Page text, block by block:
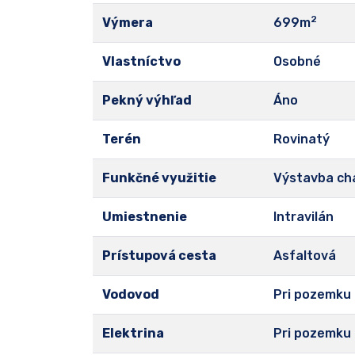
Výmera 699m2
Vlastníctvo Osobné
Pekný výhľad Áno
Terén Rovinatý
Funkčné využitie Výstavba
Umiestnenie Intravilán
Prístupová cesta Asfaltová
Vodovod Pri pozemku
Elektrina Pri pozemku